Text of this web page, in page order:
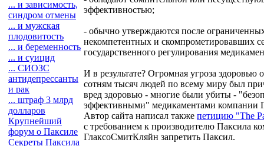
... и зависимость,
синдром отмены
... и мужская
плодовитость
... и беременность
... и суицид
... СИОЗС
антидепрессанты
и рак
... штраф 3 млрд
долларов
Крупнейший
форум о Паксиле
Секреты Паксила
эффективностью;
- обычно утверждаются после
некомпетентных и скомпрометировавших
государственного регулирования
И в результате? Огромная угроза здоровью
сотням тысяч людей по всему миру был
вред здоровью - многие были убиты -
эффективными" медикаментами компании
Автор сайта написал также петицию "The
с требованием к производителю Паксила
ГлаксоСмитКляйн запретить Паксил.